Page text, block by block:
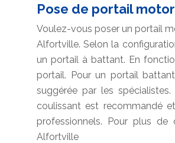
Pose de portail
Voulez-vous poser un portail
Alfortville. Selon la
un portail à battant. En
portail. Pour un portail
suggérée par les
coulissant est recommandé
professionnels. Pour plus
Alfortville